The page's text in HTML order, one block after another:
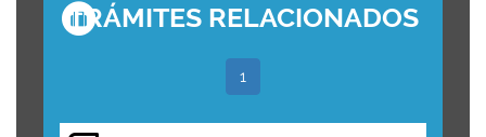
TRÁMITES RELACIONADOS
1